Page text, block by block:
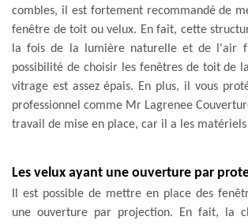
combles, il est fortement recommandé de
fenêtre de toit ou velux. En fait, cette
la fois de la lumière naturelle et de l'air
possibilité de choisir les fenêtres de toit de
vitrage est assez épais. En plus, il vous
professionnel comme Mr Lagrenee
travail de mise en place, car il a les matériels
Les velux ayant une ouverture par
Il est possible de mettre en place des
une ouverture par projection. En fait, la